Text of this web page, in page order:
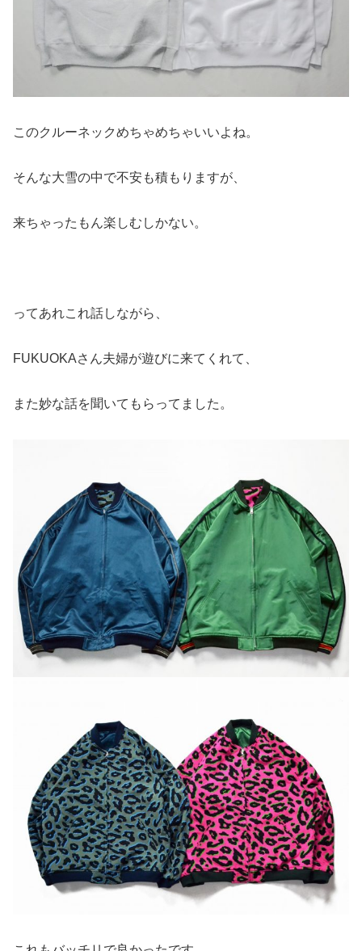
このクルーネックめちゃめちゃいいよね。
そんな大雪の中で不安も積もりますが、
来ちゃったもん楽しむしかない。
ってあれこれ話しながら、
FUKUOKAさん夫婦が遊びに来てくれて、
また妙な話を聞いてもらってました。